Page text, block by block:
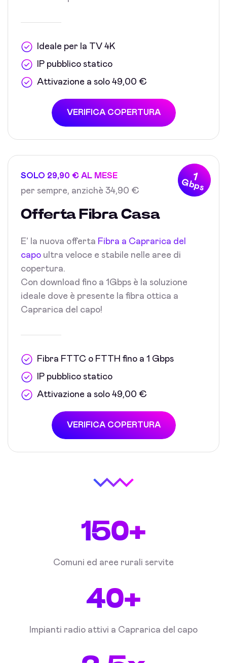
Ideale per la TV 4K
IP pubblico statico
Attivazione a solo 49,00 €
VERIFICA COPERTURA
1
Gbps
SOLO 29,90 € AL MESE
per sempre, anzichè 34,90 €
Offerta Fibra Casa
E' la nuova offerta Fibra a Caprarica del
capo ultra veloce e stabile nelle aree di
copertura.
Con download fino a 1Gbps è la soluzione
ideale dove è presente la fibra ottica a
Caprarica del capo!
Fibra FTTC o FTTH fino a 1 Gbps
IP pubblico statico
Attivazione a solo 49,00 €
VERIFICA COPERTURA
150+
Comuni ed aree rurali servite
40+
Impianti radio attivi a Caprarica del capo